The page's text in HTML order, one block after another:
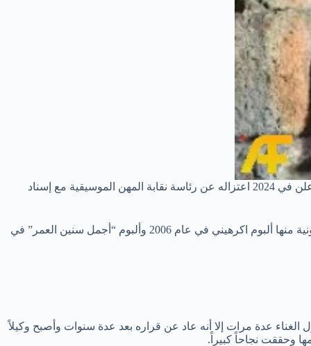
وهو ممثل ومطرب وكاتب أغاني مصري وهو نقيب نقابة المهن الموسيقية منذ 11 أكتوبر 2022، وقد استلم النقابة بعد استقالة هاني شاكر وقد أعلن في 2024 اعتزاله عن رئاسة نقابة المهن الموسيقية مع إسناد
مصطفى كامل هو أحد أبرز القامات المصرية ولد في 20 أغسطس في 1970 في الإسكندرية وقد قدم عدداً من الألبومات الغنائية المصرية الأيقونية منها ألبوم اكرهيني في عام 2006 وألبوم “أجمل سنين العمر” في
في 13 سبتمبر 1956، واستلم منصب وكيل أول لنقابة المهن الموسيقية المصرية في عام 2023، وقد اعتزل الغناء عدة مرات إلا أنه عاد عن قراره بعد عدة سنوات وأصبح وكيلاً
وحققت نجاحاً كبيراً.